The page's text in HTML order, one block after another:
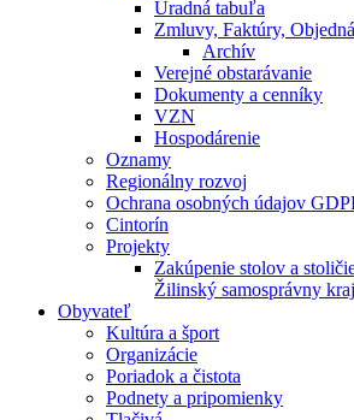
Úradná tabuľa
Zmluvy, Faktúry,
Archív
Verejné obstarávanie
Dokumenty a cenníky
VZN
Hospodárenie
Oznamy
Regionálny rozvoj
Ochrana osobných údajov
Cintorín
Projekty
Zakúpenie stolov a
Žilinský samosprávny kraj
Obyvateľ
Kultúra a šport
Organizácie
Poriadok a čistota
Podnety a pripomienky